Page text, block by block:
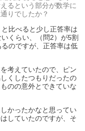
るという部分が数学に
りでしたか？
比べると少し正答率は
くらい、（問2）が5割
のですが、正答率は低
考えていたので、ピン
くしたつもりだったの
のの意外とできていな
かったかなと思ってい
していたのですが、そ